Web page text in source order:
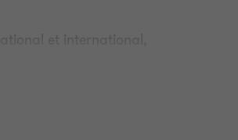
et international,